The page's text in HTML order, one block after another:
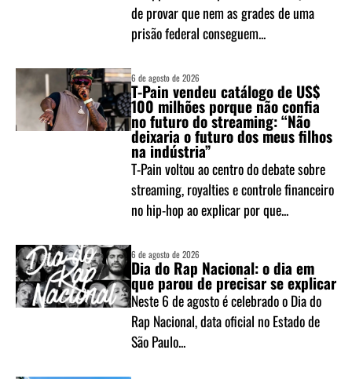
de provar que nem as grades de uma
prisão federal conseguem...
6 de agosto de 2026
T-Pain vendeu catálogo de US$
100 milhões porque não confia
no futuro do streaming: “Não
deixaria o futuro dos meus filhos
na indústria”
T-Pain voltou ao centro do debate sobre
streaming, royalties e controle financeiro
no hip-hop ao explicar por que...
6 de agosto de 2026
Dia do Rap Nacional: o dia em
que parou de precisar se explicar
Neste 6 de agosto é celebrado o Dia do
Rap Nacional, data oficial no Estado de
São Paulo...